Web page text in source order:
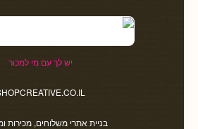
יש לך עם מי למכור
בניית אתרי משלוחים, מכירות